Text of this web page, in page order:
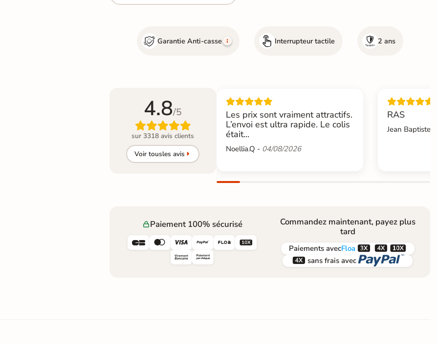
Garantie Anti-casse Interrupteur tactile 2 ans
4.8/5

sur 3318 avis clients
Voir tousles avis
Les prix sont vraiment attractifs.
L’envoi est ultra rapide. Le colis
était...
Noellia.Q - 04/08/2026
RAS
Jean
Paiement 100% sécurisé
     
Commandez maintenant, payez plus
tard
PaiementsavecFloa  
 sans frais avec 